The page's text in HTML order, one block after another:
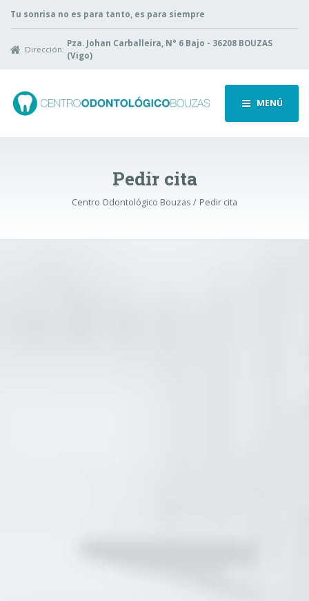
Tu sonrisa no es para tanto, es para siempre
Dirección:
Pza. Johan Carballeira, N° 6 Bajo - 36208 BOUZAS
(Vigo)
MENÚ
Pedir cita
Centro Odontológico Bouzas Pedir cita